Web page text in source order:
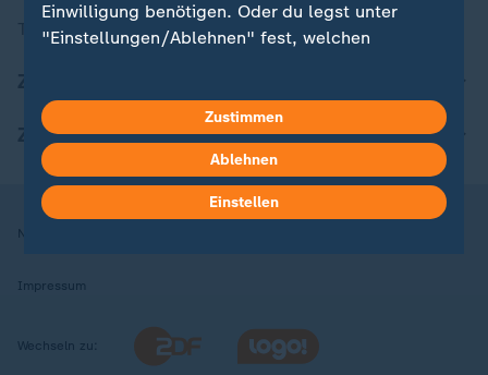
Themen im Überblick
ZDFheute Apps
Nutzungsbedingungen
Impressum
Wechseln zu:
Einwilligung benötigen. Oder du legst unter
"Einstellungen/Ablehnen" fest, welchen
kannst du jederzeit mit Wirkung für die Zukunft
in deinen Einstellungen widerrufen oder ändern.
Hier findest du das Impressum.
Weitere Informationen findest du in unserer
Zustimmen
Ablehnen
Einstellen